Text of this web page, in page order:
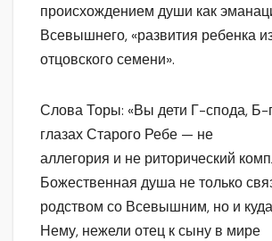
происхождением души как
Всевышнего, «развития ребенка
отцовского семени».
Слова Торы: «Вы дети Г-спода, Б-
глазах Старого Ребе — не
аллегория и не риторический
Божественная душа не только
родством со Всевышним, но и
Нему, нежели отец к сыну в мире